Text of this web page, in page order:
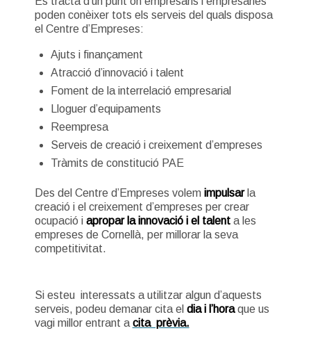
poden conèixer tots els serveis del quals disposa
el Centre d’Empreses:
Ajuts i finançament
Atracció d’innovació i talent
Foment de la interrelació empresarial
Lloguer d’equipaments
Reempresa
Serveis de creació i creixement d’empreses
Tràmits de constitució PAE
Des del Centre d’Empreses volem impulsarla
creació i el creixement d’empreses per crear
ocupació i apropar la innovació i el talenta les
empreses de Cornellà, per millorar la seva
competitivitat.
Si esteu interessats a utilitzar algun d’aquests
serveis, podeu demanar cita el dia i l’horaque us
vagi millor entrant a cita prèvia.